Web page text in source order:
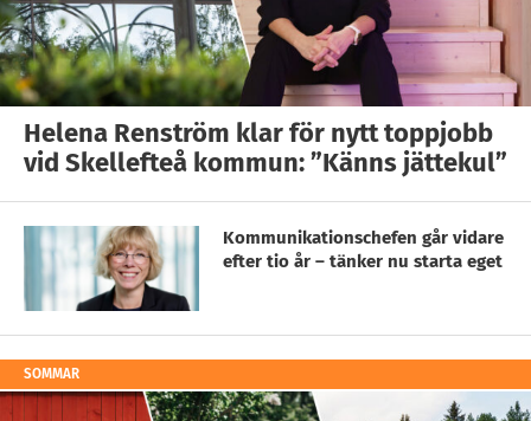
Helena Renström klar för nytt toppjobb
vid Skellefteå kommun: ”Känns jättekul”
Kommunikationschefen går vidare
efter tio år – tänker nu starta eget
SOMMAR